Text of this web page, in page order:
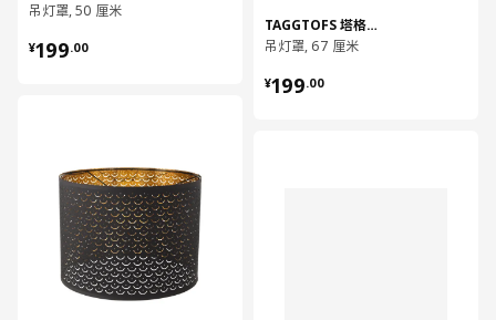
吊灯罩, 50 厘米
¥199.00
¥ 199.00
TAGGTOFS 塔格托夫
吊灯罩, 67 厘米
¥199.00
¥ 199.00